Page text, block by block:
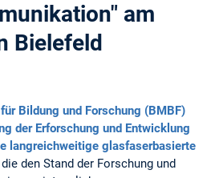
am
Bielefeld
Bildung und Forschung (BMBF)
der Erforschung und Entwicklung
langreichweitige glasfaserbasierte
die den Stand der Forschung und